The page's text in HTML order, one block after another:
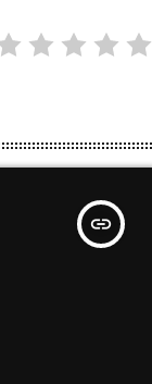
insert_link